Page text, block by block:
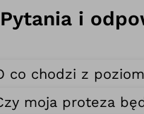
Definicja
Rozporządzenia
Pytania i
co chodzi z
moja proteza